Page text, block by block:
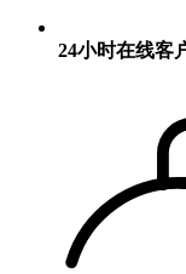
24小时在线客